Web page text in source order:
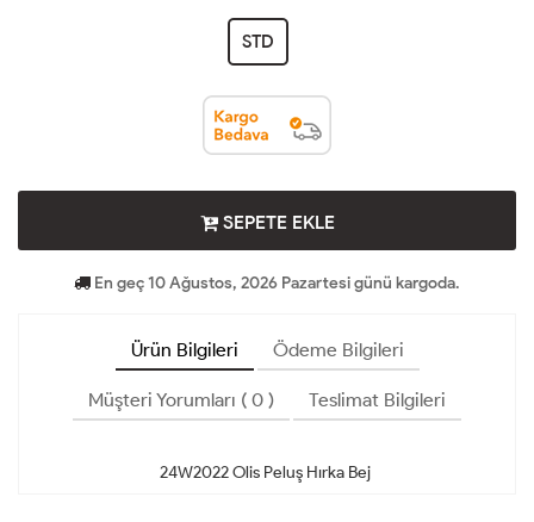
STD
SEPETE EKLE
En geç 10 Ağustos, 2026 Pazartesi günü kargoda.
Ürün Bilgileri Ödeme Bilgileri
Müşteri Yorumları ( 0 ) Teslimat Bilgileri